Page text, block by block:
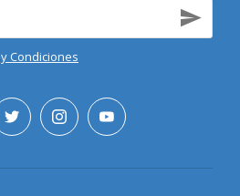
Condiciones